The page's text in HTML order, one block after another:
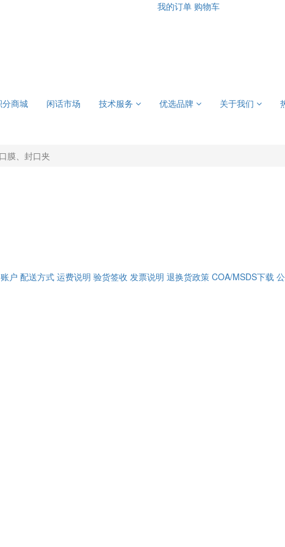
我的订单 购物车
分商城 闲话市场 技术服务 优选品牌 关于我们
膜、封口夹
户 配送方式 运费说明 验货签收 发票说明 退换货政策 COA/MSDS下载